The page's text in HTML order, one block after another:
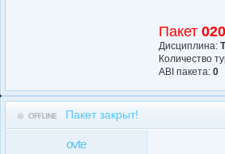
Пакет
Дисциплина:
Количество
АBI пакета: 0
Пакет закрыт!
ovte